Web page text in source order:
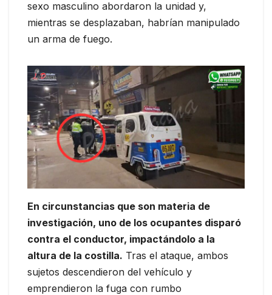
sexo masculino abordaron la unidad y,
mientras se desplazaban, habrían manipulado
un arma de fuego.
En circunstancias que son materia de
investigación, uno de los ocupantes disparó
contra el conductor, impactándolo a la
altura de la costilla. Tras el ataque, ambos
sujetos descendieron del vehículo y
emprendieron la fuga con rumbo